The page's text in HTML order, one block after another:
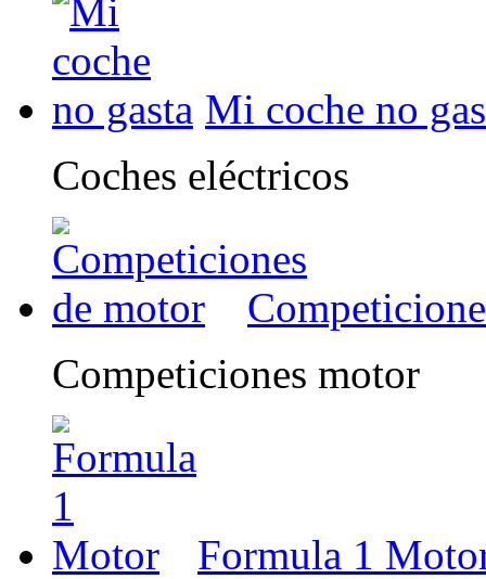
Mi coche no
Coches eléctricos
Competiciones motor
Formula 1